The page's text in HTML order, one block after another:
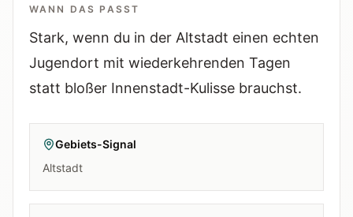
WANN DAS PASST
Stark, wenn du in der Altstadt einen echten
Jugendort mit wiederkehrenden Tagen
statt bloßer Innenstadt-Kulisse brauchst.
Gebiets-Signal
Altstadt